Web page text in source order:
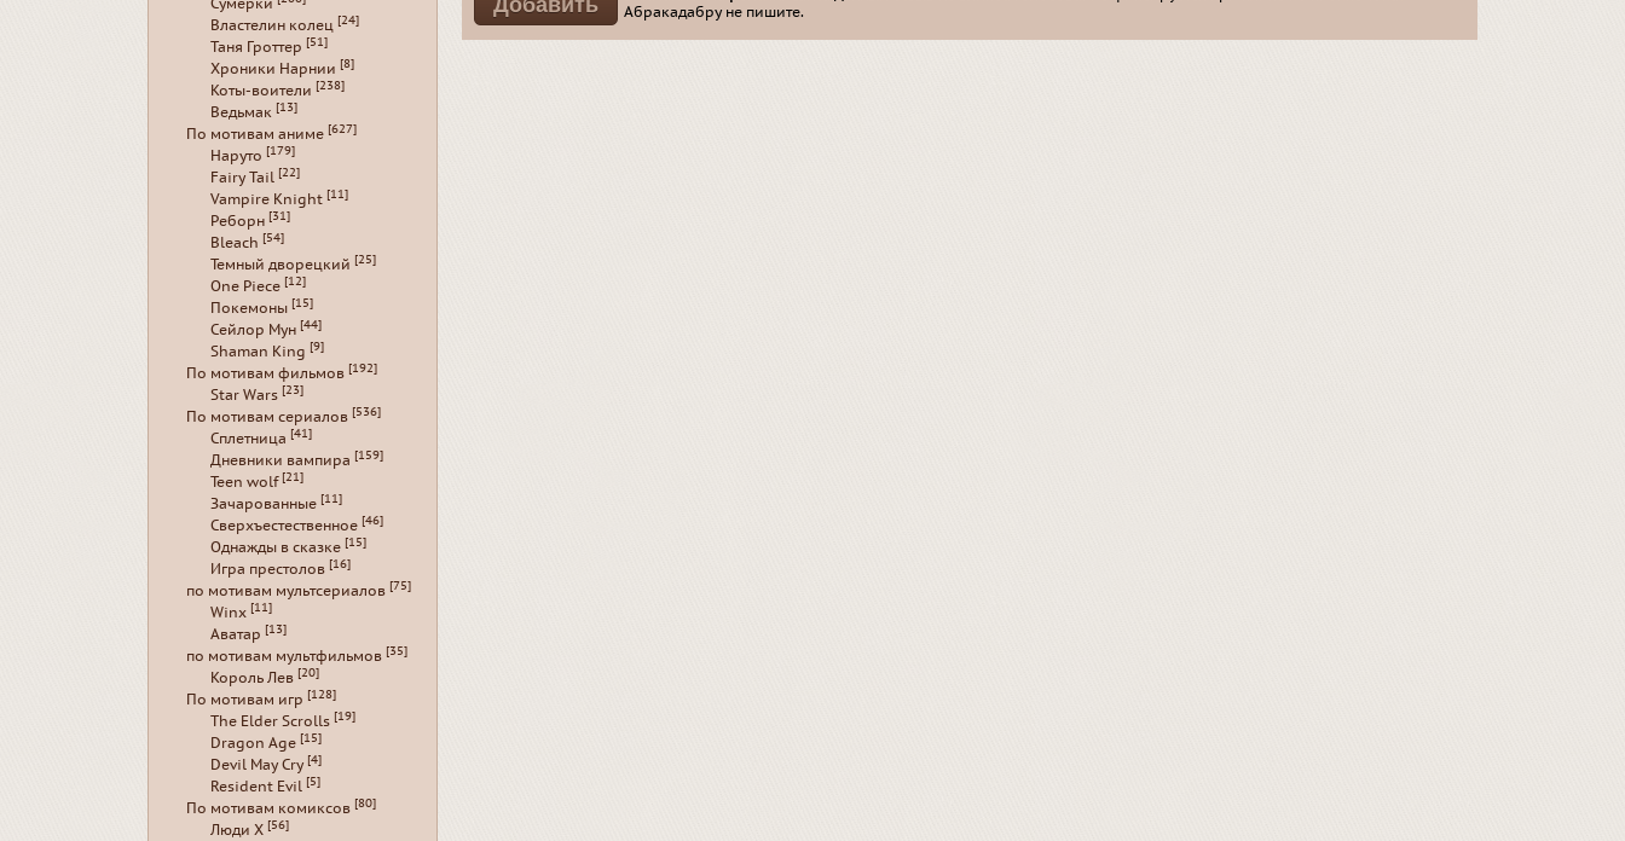
Абракадабру не пишите.
Сумерки
Властелин колец [24]
Таня Гроттер [51]
Хроники Нарнии [8]
Коты-воители [238]
Ведьмак [13]
По мотивам аниме [627]
Наруто [179]
Fairy Tail [22]
Vampire Knight [11]
Реборн [31]
Bleach [54]
Темный дворецкий [25]
One Piece [12]
Покемоны [15]
Сейлор Мун [44]
Shaman King [9]
По мотивам фильмов [192]
Star Wars [23]
По мотивам сериалов [536]
Сплетница [41]
Дневники вампира [159]
Teen wolf [21]
Зачарованные [11]
Сверхъестественное [46]
Однажды в сказке [15]
Игра престолов [16]
по мотивам мультсериалов [75]
Winx [11]
Аватар [13]
по мотивам мультфильмов [35]
Король Лев [20]
По мотивам игр [128]
The Elder Scrolls [19]
Dragon Age [15]
Devil May Cry [4]
Resident Evil [5]
По мотивам комиксов [80]
Люди Х [56]